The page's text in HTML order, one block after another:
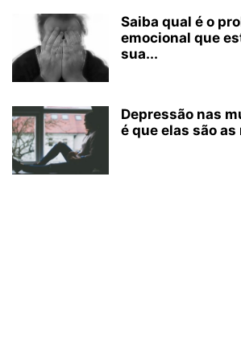
Saiba qual é o
emocional que
sua...
Depressão nas
é que elas são